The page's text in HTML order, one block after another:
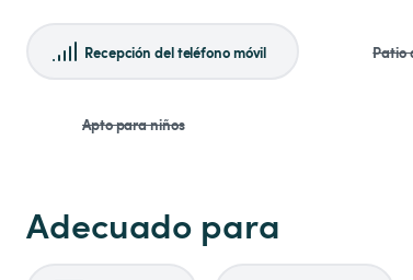
Recepción del teléfono móvil Patio
Apto para niños
Adecuado para